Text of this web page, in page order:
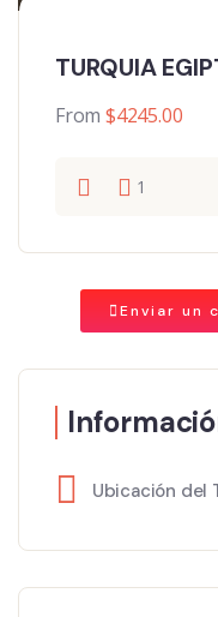
TURQUIA
From $4245.00
1
Enviar un
Ubicación del